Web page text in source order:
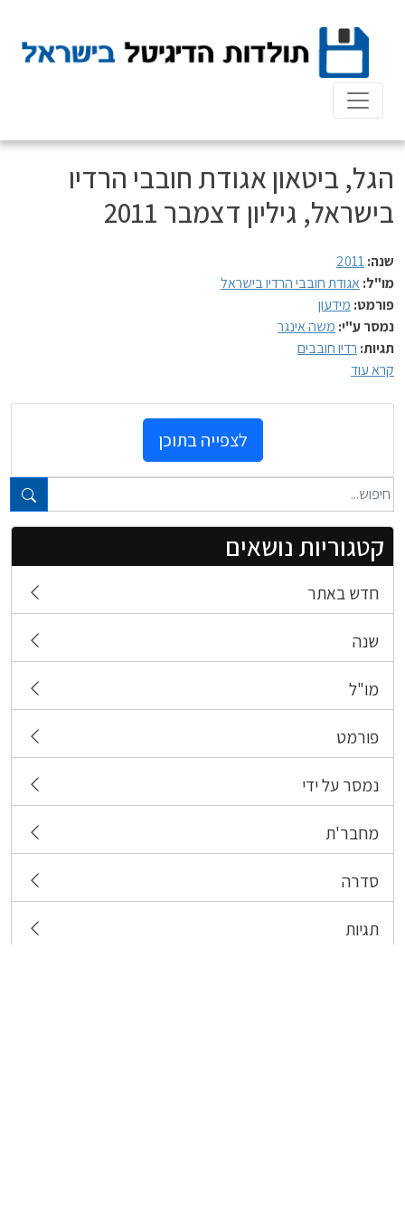
content
טקסט חופשי...
קטגוריות נושאים
חדש באתר
שנה
מו"ל
פורמט
נמסר על ידי
מחבר'ת
סדרה
תגיות
הגל, ביטאון אגודת חובבי הרדיו
בישראל, גיליון דצמבר 2011
שנה:2011
מו"ל: אגודת חובבי הרדיו בישראל
פורמט: מידעון
נמסר ע"י: משה אינגר
תגיות: רדיו חובבים
קרא עוד
לצפייה בתוכן